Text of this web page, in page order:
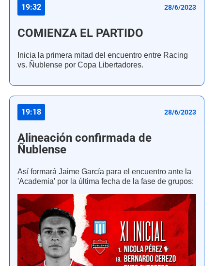
19:32 28/6/2023
COMIENZA EL PARTIDO
Inicia la primera mitad del encuentro entre Racing
vs. Ñublense por Copa Libertadores.
19:18 28/6/2023
Alineación confirmada de
Ñublense
Así formará Jaime García para el encuentro ante la
'Academia' por la última fecha de la fase de grupos: